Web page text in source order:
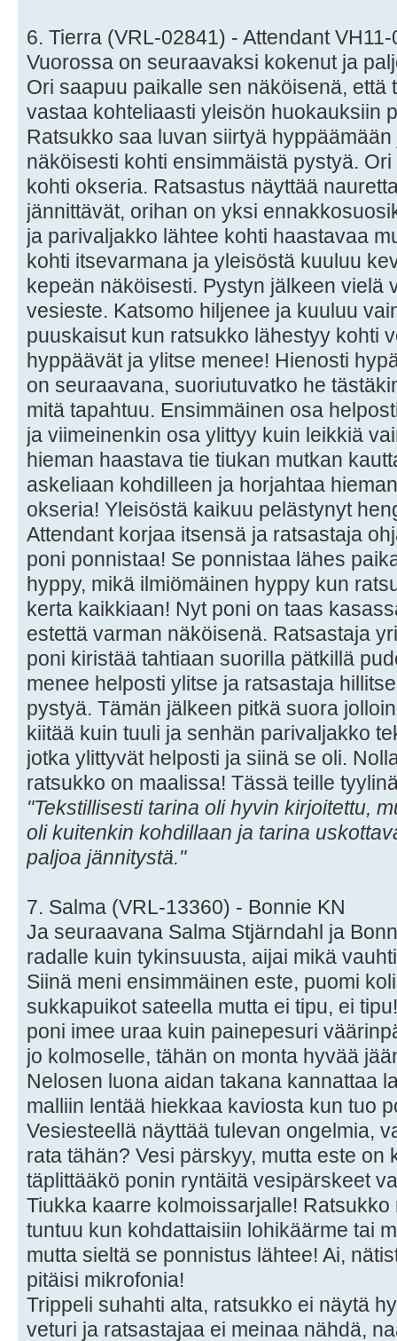
6. Tierra (VRL-02841) - Attendant
Vuorossa on seuraavaksi kokenut ja
Ori saapuu paikalle sen näköisenä, että
vastaa kohteliaasti yleisön huokauksiin
Ratsukko saa luvan siirtyä
näköisesti kohti ensimmäistä pystyä.
kohti okseria. Ratsastus näyttää
jännittävät, orihan on yksi
ja parivaljakko lähtee kohti haastavaa
kohti itsevarmana ja yleisöstä kuuluu
kepeän näköisesti. Pystyn jälkeen vielä
vesieste. Katsomo hiljenee ja kuuluu
puuskaisut kun ratsukko lähestyy kohti
hyppäävät ja ylitse menee! Hienosti
on seuraavana, suoriutuvatko he
mitä tapahtuu. Ensimmäinen osa
ja viimeinenkin osa ylittyy kuin leikkiä
hieman haastava tie tiukan mutkan
askeliaan kohdilleen ja horjahtaa
okseria! Yleisöstä kaikuu pelästynyt
Attendant korjaa itsensä ja ratsastaja
poni ponnistaa! Se ponnistaa lähes
hyppy, mikä ilmiömäinen hyppy kun
kerta kaikkiaan! Nyt poni on taas
estettä varman näköisenä. Ratsastaja
poni kiristää tahtiaan suorilla pätkillä
menee helposti ylitse ja ratsastaja
pystyä. Tämän jälkeen pitkä suora
kiitää kuin tuuli ja senhän parivaljakko
jotka ylittyvät helposti ja siinä se oli.
ratsukko on maalissa! Tässä teille
"Tekstillisesti tarina oli hyvin kirjoitettu,
oli kuitenkin kohdillaan ja tarina
paljoa jännitystä."
7. Salma (VRL-13360) - Bonnie KN
Ja seuraavana Salma Stjärndahl ja
radalle kuin tykinsuusta, aijai mikä
Siinä meni ensimmäinen este, puomi
sukkapuikot sateella mutta ei tipu, ei
poni imee uraa kuin painepesuri
jo kolmoselle, tähän on monta hyvää
Nelosen luona aidan takana kannattaa
malliin lentää hiekkaa kaviosta kun tuo
Vesiesteellä näyttää tulevan ongelmia,
rata tähän? Vesi pärskyy, mutta este on
täplittääkö ponin ryntäitä vesipärskeet
Tiukka kaarre kolmoissarjalle!
tuntuu kun kohdattaisiin lohikäärme tai
mutta sieltä se ponnistus lähtee! Ai,
pitäisi mikrofonia!
Trippeli suhahti alta, ratsukko ei näytä
veturi ja ratsastajaa ei meinaa nähdä,